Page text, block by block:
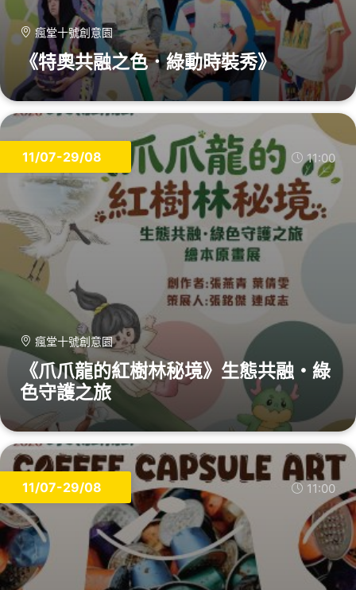
瘋堂十號創意園
《特奧共融之色．綠動時裝秀》
11/07-29/08 11:00
瘋堂十號創意園
《爪爪龍的紅樹林秘境》生態共融・綠
色守護之旅
11/07-29/08 11:00